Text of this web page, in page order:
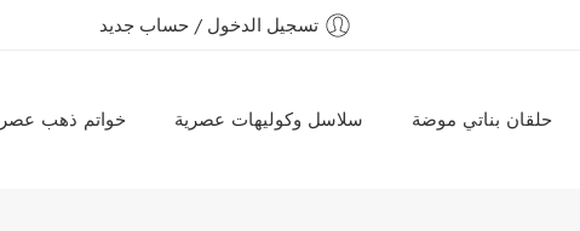
تسجيل الدخول / حساب جديد
حلقان بناتي موضة سلاسل وكوليهات عصرية خواتم ذهب